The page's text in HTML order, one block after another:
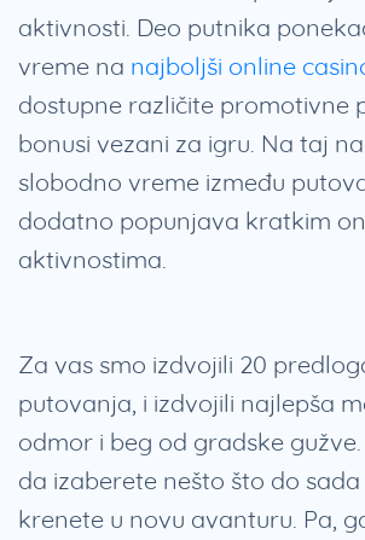
aktivnosti. Deo putnika
vreme na najboljši online
dostupne različite promotivne
bonusi vezani za igru. Na taj
slobodno vreme između
dodatno popunjava kratkim
aktivnostima.
Za vas smo izdvojili 20
putovanja, i izdvojili najlepša
odmor i beg od gradske
da izaberete nešto što do sada
krenete u novu avanturu. Pa,